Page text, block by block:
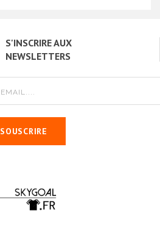
S'INSCRIRE AUX
NEWSLETTERS
SOUSCRIRE